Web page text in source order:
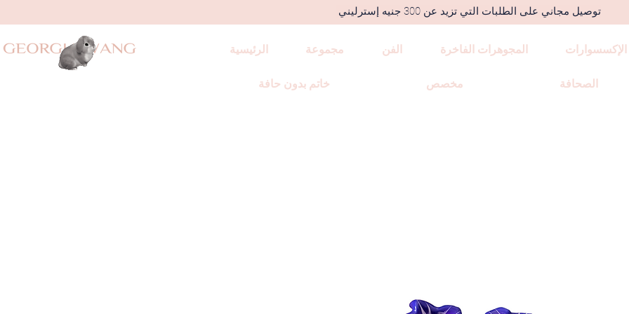
الرئيسية مجموعة الفن المجوهرات الفاخرة الإكسسوارات
خاتم بدون حافة مخصص الصحافة
توصيل مجاني على الطلبات التي تزيد عن 300 جنيه إسترليني